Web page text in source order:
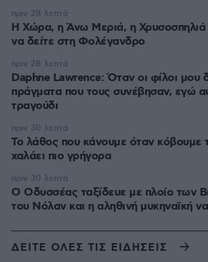
Η Χώρα, η Άνω Μεριά, η Χρυσοσπηλιά
να δείτε στη Φολέγανδρο
πριν 28 λεπτά
Daphne Lawrence: Όταν οι φίλοι μου
πράγματα που τους συνέβησαν, εγώ
τραγούδι
πριν 28 λεπτά
Το λάθος που κάνουμε όταν κόβουμε
χαλάει πιο γρήγορα
πριν 30 λεπτά
Ο Οδυσσέας ταξίδευε με πλοίο των
του Νόλαν και η αληθινή μυκηναϊκή
πριν 30 λεπτά
ΔΕΙΤΕ ΟΛΕΣ ΤΙΣ ΕΙΔΗΣΕΙΣ